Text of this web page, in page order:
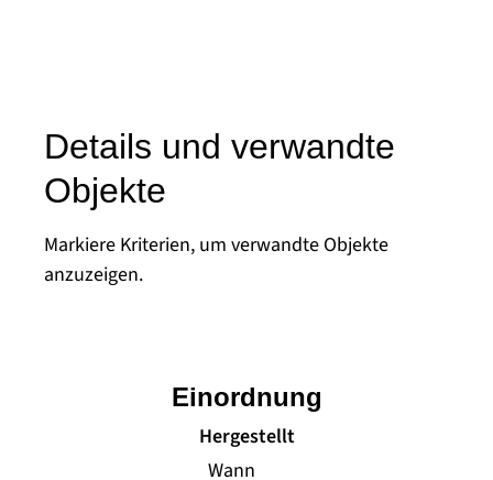
Details und verwandte
Objekte
Markiere Kriterien, um verwandte Objekte
anzuzeigen.
Hergestellt
Wann
Einordnung